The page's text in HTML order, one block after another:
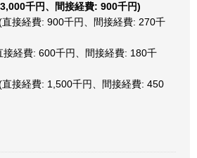
千円、間接経費: 900千円)
接経費: 900千円、間接経費: 270千
経費: 600千円、間接経費: 180千
接経費: 1,500千円、間接経費: 450